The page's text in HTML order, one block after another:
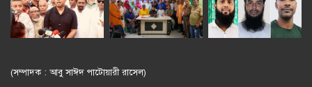
(সম্পাদক : আবু সাঈদ পাটোয়ারী রাসেল)